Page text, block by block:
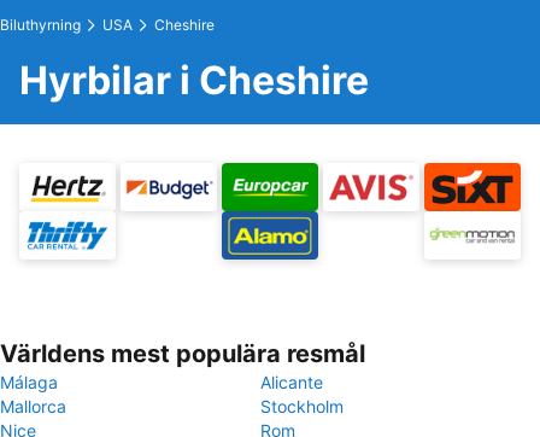
Biluthyrning USA Cheshire
Hyrbilar i Cheshire
Världens mest populära resmål
Málaga
Alicante
Mallorca
Stockholm
Nice
Rom